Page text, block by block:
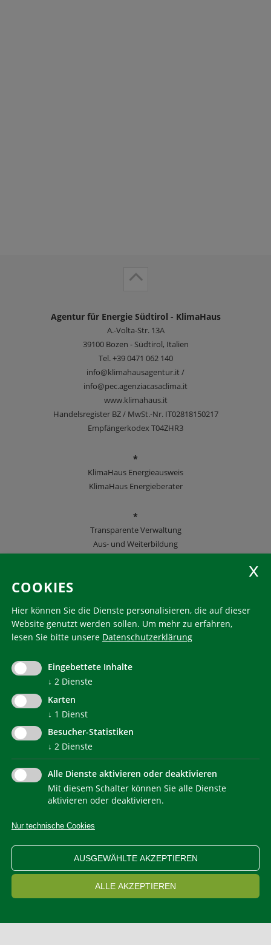
Agentur für Energie Südtirol - KlimaHaus
A.-Volta-Str. 13A
39100 Bozen - Südtirol, Italien
Tel.+39 0471 062 140
info@klimahausagentur.it /
info@pec.agenziacasaclima.it
www.klimahaus.it
Handelsregister BZ / MwSt.-Nr. IT02818150217
Empfängerkodex T04ZHR3
*
KlimaHaus Energieausweis
KlimaHaus Energieberater
*
Transparente Verwaltung
Aus- und Weiterbildung
KlimaHaus ist eine eingetragene Marke. Die Nutzung muss
communication@klimahausagentur.it
© 2022 Agentur für Energie Südtirol - KlimaHaus
NEWSLETTER
IMPRESSUM PRIVACY
WEB STATISTIKEN
ERKLÄRUNG BARRIEREFREIHEIT
COOKIEEINSTELLUNGEN
COOKIES
Hier können Sie die Dienste personalisieren, die auf dieser
Website genutzt werden sollen. Um mehr zu erfahren,
lesen Sie bitte unsere Datenschutzerklärung
Eingebettete Inhalte
↓ 2 Dienste
Karten
↓ 1 Dienst
Besucher-Statistiken
↓ 2 Dienste
Alle Dienste aktivieren oder deaktivieren
Mit diesem Schalter können Sie alle Dienste
aktivieren oder deaktivieren.
Nur technische Cookies
AUSGEWÄHLTE AKZEPTIEREN
ALLE AKZEPTIEREN